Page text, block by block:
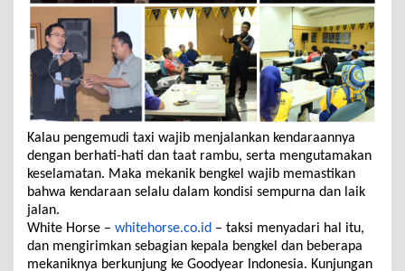
Kalau pengemudi taxi wajib menjalankan kendaraannya
dengan berhati-hati dan taat rambu, serta mengutamakan
keselamatan. Maka mekanik bengkel wajib memastikan
bahwa kendaraan selalu dalam kondisi sempurna dan laik
jalan.
White Horse – whitehorse.co.id – taksi menyadari hal itu,
dan mengirimkan sebagian kepala bengkel dan beberapa
mekaniknya berkunjung ke Goodyear Indonesia. Kunjungan